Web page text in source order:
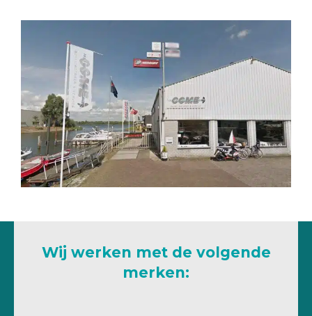
Wij werken met de volgende
merken: